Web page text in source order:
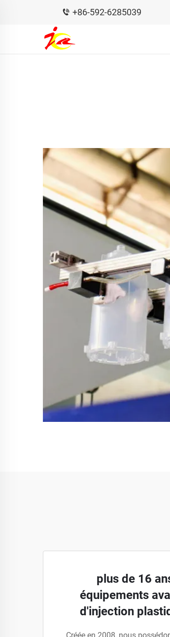
+86-592-6285039
plus de 16
équipements
d'injection